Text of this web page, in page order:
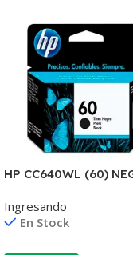
HP CC640WL (60)
F4580/F4280/F4480/
Ingresando
En Stock